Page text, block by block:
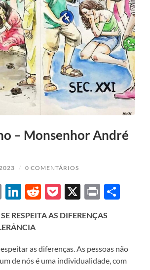
– Monsenhor André
/ 0 COMENTÁRIOS
EmailLinkedIn
Reddit
Pocket
X Print
RESPEITA AS DIFERENÇAS
as diferenças. As pessoas não
de nós é uma individualidade, com